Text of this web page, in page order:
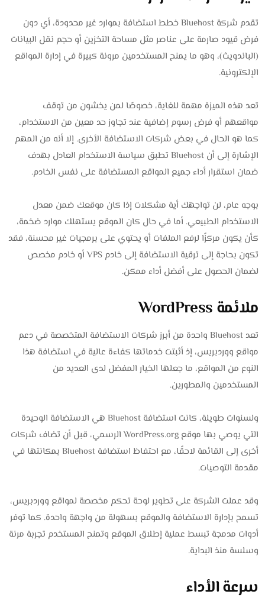
تقدم شركة Bluehost خطط استضافة بموارد غير محدودة، أي دون
فرض قيود صارمة على عناصر مثل مساحة التخزين أو حجم نقل البيانات
(الباندويث)، وهو ما يمنح المستخدمين مرونة كبيرة في إدارة المواقع
الإلكترونية.
تعد هذه الميزة مهمة للغاية، خصوصًا لمن يخشون من توقف
مواقعهم أو فرض رسوم إضافية عند تجاوز حد معين من الاستخدام،
كما هو الحال في بعض شركات الاستضافة الأخرى. إلا أنه من المهم
الإشارة إلى أن Bluehost تطبق سياسة الاستخدام العادل بهدف
ضمان استقرار أداء جميع المواقع المستضافة على نفس الخادم.
بوجه عام، لن تواجهك أية مشكلات إذا كان موقعك ضمن معدل
الاستخدام الطبيعي. أما في حال كان الموقع يستهلك موارد ضخمة،
كأن يكون مركزًا لرفع الملفات أو يحتوي على برمجيات غير محسنة، فقد
تكون بحاجة إلى ترقية الاستضافة إلى خادم VPS أو خادم مخصص
لضمان الحصول على أفضل أداء ممكن.
ملائمة WordPress
تعد Bluehost واحدة من أبرز شركات الاستضافة المتخصصة في دعم
مواقع ووردبريس، إذ أثبتت خدماتها كفاءة عالية في استضافة هذا
النوع من المواقع، ما جعلها الخيار المفضل لدى العديد من
المستخدمين والمطورين.
ولسنوات طويلة، كانت استضافة Bluehost هي الاستضافة الوحيدة
التي يوصي بها موقع WordPress.org الرسمي، قبل أن تضاف شركات
أخرى إلى القائمة لاحقًا، مع احتفاظ استضافة Bluehost بمكانتها في
مقدمة التوصيات.
وقد عملت الشركة على تطوير لوحة تحكم مخصصة لمواقع ووردبريس،
تسمح بإدارة الاستضافة والموقع بسهولة من واجهة واحدة. كما توفر
أدوات مدمجة تبسط عملية إطلاق الموقع وتمنح المستخدم تجربة مرنة
وسلسة منذ البداية.
سرعة الأداء